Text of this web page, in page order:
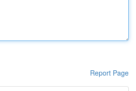
Report Page